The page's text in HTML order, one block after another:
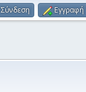
Σύνδεση Εγγραφή